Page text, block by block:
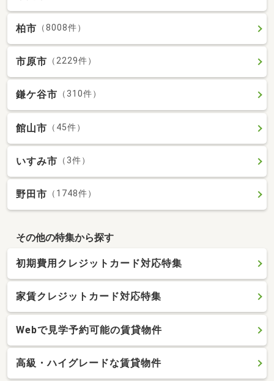
柏市 （8008件）
市原市 （2229件）
鎌ケ谷市 （310件）
館山市 （45件）
いすみ市 （3件）
野田市 （1748件）
その他の特集から探す
初期費用クレジットカード対応特集
家賃クレジットカード対応特集
Webで見学予約可能の賃貸物件
高級・ハイグレードな賃貸物件